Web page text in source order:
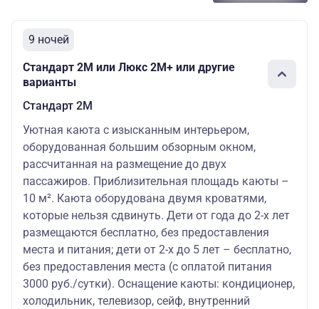
9 ночей
Стандарт 2M или Люкс 2М+ или другие
варианты
Стандарт 2M
Уютная каюта с изысканным интерьером,
оборудованная большим обзорным окном,
рассчитанная на размещение до двух
пассажиров. Приблизительная площадь каюты –
10 м². Каюта оборудована двумя кроватями,
которые нельзя сдвинуть. Дети от года до 2-х лет
размещаются бесплатно, без предоставления
места и питания; дети от 2-х до 5 лет – бесплатно,
без предоставления места (с оплатой питания
3000 руб./сутки). Оснащение каюты: кондиционер,
холодильник, телевизор, сейф, внутренний